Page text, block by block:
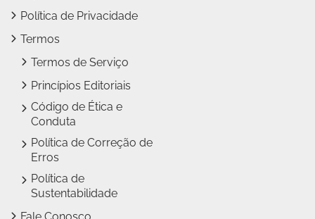
Política de Privacidade
Termos
Termos de Serviço
Princípios Editoriais
Código de Ética e
Conduta
Política de Correção de
Erros
Política de
Sustentabilidade